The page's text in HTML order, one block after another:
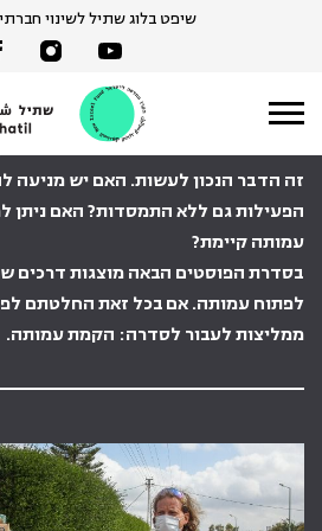
שיפט בלוג שתיל לשינוי חברתי
להתמסד או לא?
מתלבטים האם לפתוח עמותה? רגע
זה הדבר הנכון לעשות. האם יש מניעה
הפעילות גם ללא התמסדות? האם ניתן
עמותה קיימת?
בסדרת הפוסטים הבאה מוצגות דרכים
לפתוח עמותה. אם בכל זאת החלטתם
ממליצות לעבור לסדרה: הקמת עמותה.